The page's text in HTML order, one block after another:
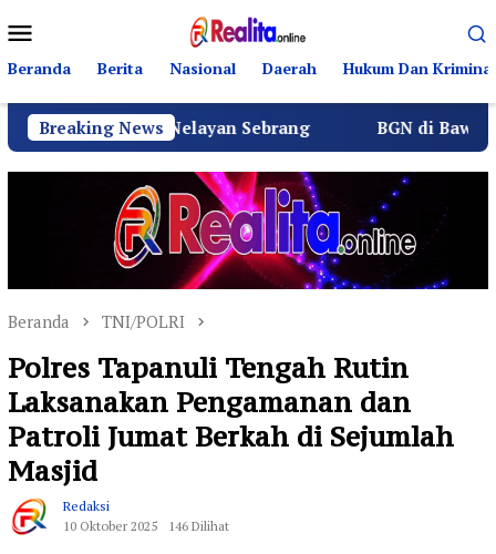
ke
kontenMobile
Beranda Berita Nasional Daerah Hukum Dan Kriminal
Breaking News
Nelayan Sebrang BGN di Bawah Sudaryono
Beranda TNI/POLRI
Polres Tapanuli Tengah Rutin
Laksanakan Pengamanan dan
Patroli Jumat Berkah di Sejumlah
Masjid
Redaksi
10 Oktober 2025
146 Dilihat